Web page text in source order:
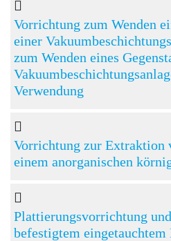
Vorrichtung zum Wenden
einer
zum Wenden eines
Verwendung
Vorrichtung zur Extraktion
einem anorganischen
Plattierungsvorrichtung
befestigtem